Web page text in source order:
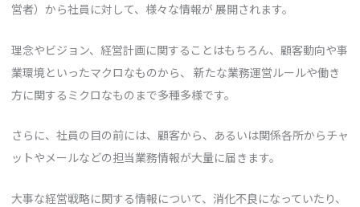
営者）から社員に対して、様々な情報が 展開されます。
理念やビジョン、経営計画に関することはもちろん、顧客動向や事
業環境といったマクロなものから、 新たな業務運営ルールや働き
方に関するミクロなものまで多種多様です。
さらに、社員の目の前には、顧客から、あるいは関係各所からチャ
ットやメールなどの担当業務情報が大量に届きます。
大事な経営戦略に関する情報について、消化不良になっていたり、